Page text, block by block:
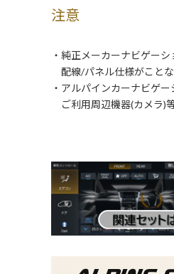
注意
・純正メーカーナビゲー
配線/パネル仕様がことな
・アルパインカーナビゲ
ご利用周辺機器(カメラ)